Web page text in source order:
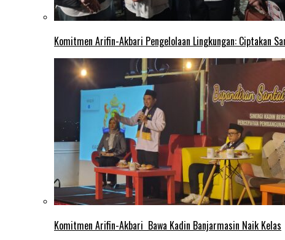
Komitmen Arifin-Akbari Pengelolaan Lingkungan: Ciptakan
Komitmen Arifin-Akbari Bawa Kadin Banjarmasin Naik Kelas